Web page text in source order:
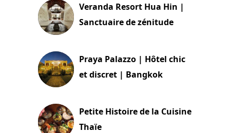
Veranda Resort Hua Hin |
Sanctuaire de zénitude
Praya Palazzo | Hôtel chic
et discret | Bangkok
Petite Histoire de la Cuisine
Thaïe